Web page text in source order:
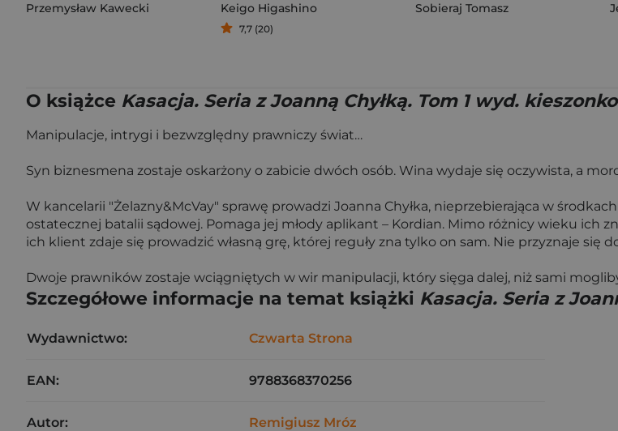
Przemysław Kawecki Keigo Higashino
7,7 (20)
Sobieraj Tomasz
O książce Kasacja. Seria z Joanną Chyłką. Tom 1 wyd.
Manipulacje, intrygi i bezwzględny prawniczy świat…
Syn biznesmena zostaje oskarżony o zabicie dwóch osób. Wina wydaje się oczywista, a
W kancelarii "Żelazny&McVay" sprawę prowadzi Joanna Chyłka, nieprzebierająca w
ostatecznej batalii sądowej. Pomaga jej młody aplikant – Kordian. Mimo różnicy wieku ich
ich klient zdaje się prowadzić własną grę, której reguły zna tylko on sam. Nie przyznaje się
Dwoje prawników zostaje wciągniętych w wir manipulacji, który sięga dalej, niż sami
Szczegółowe informacje na temat książki Kasacja. Seria z
Wydawnictwo: Czwarta Strona
EAN: 9788368370256
Autor: Remigiusz Mróz